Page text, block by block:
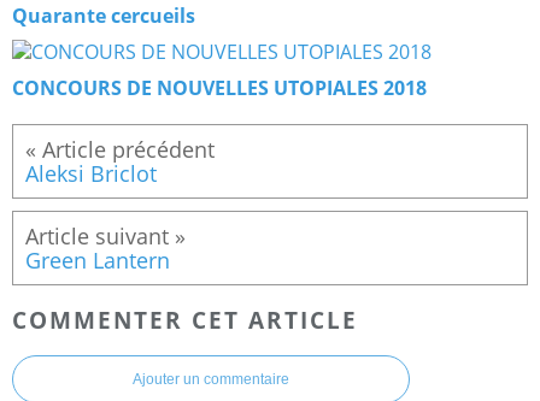
Quarante cercueils
CONCOURS DE NOUVELLES UTOPIALES 2018
Aleksi Briclot
Green Lantern
COMMENTER CET ARTICLE
Ajouter un commentaire